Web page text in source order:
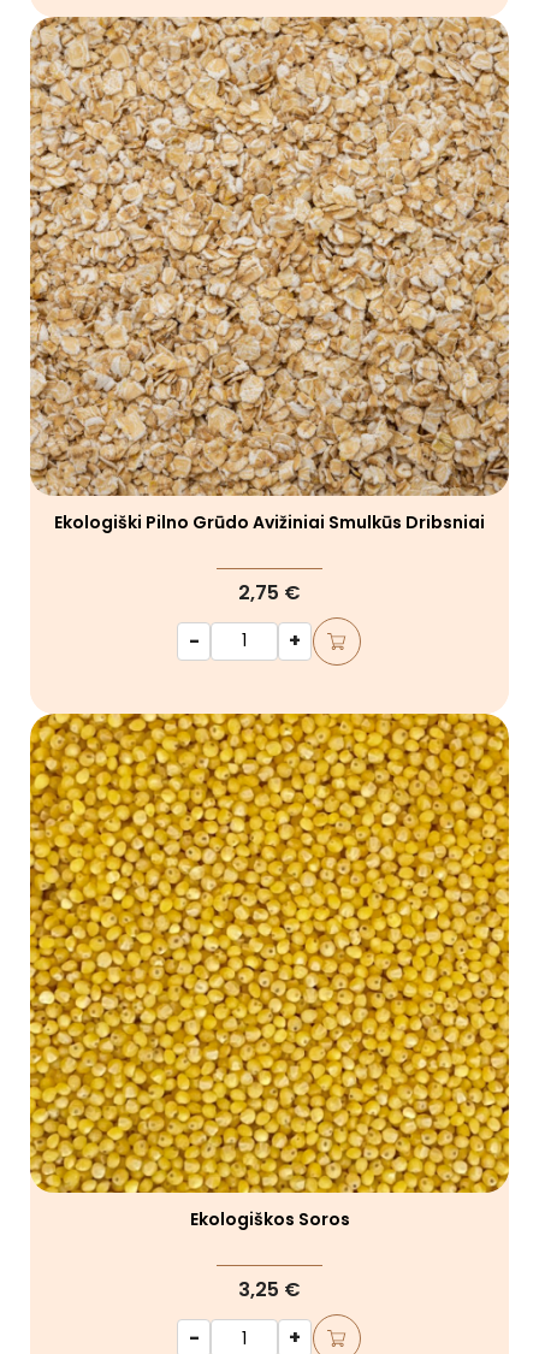
Ekologiški Pilno Grūdo Avižiniai Smulkūs Dribsniai
2,75 €
-
+
Ekologiškos Soros
3,25 €
-
+